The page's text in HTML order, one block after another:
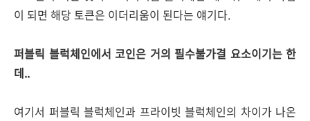
이 되면 해당 토큰은 이더리움이 된다는 얘기다.
퍼블릭 블럭체인에서 코인은 거의 필수불가결 요소이기는 한
데..
여기서 퍼블릭 블럭체인과 프라이빗 블럭체인의 차이가 나온